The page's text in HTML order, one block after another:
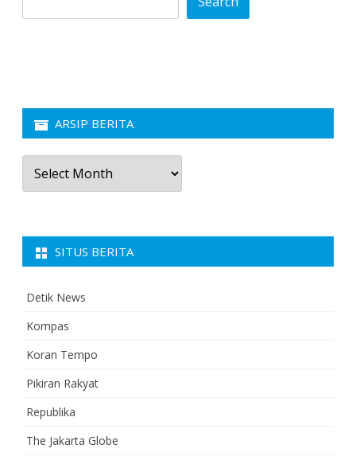
ARSIP BERITA
Arsip
Berita
SITUS BERITA
Detik News
Kompas
Koran Tempo
Pikiran Rakyat
Republika
The Jakarta Globe